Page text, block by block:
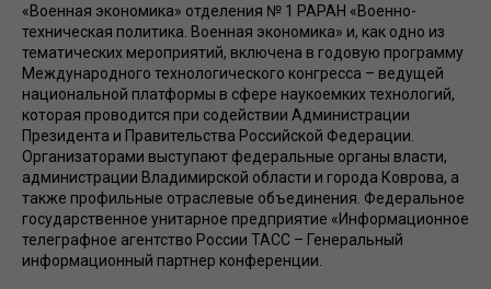
«Военная экономика» отделения № 1 РАРАН «Военно-
техническая политика. Военная экономика» и, как одно из
тематических мероприятий, включена в годовую программу
Международного технологического конгресса – ведущей
национальной платформы в сфере наукоемких технологий,
которая проводится при содействии Администрации
Президента и Правительства Российской Федерации.
Организаторами выступают федеральные органы власти,
администрации Владимирской области и города Коврова, а
также профильные отраслевые объединения. Федеральное
государственное унитарное предприятие «Информационное
телеграфное агентство России ТАСС – Генеральный
информационный партнер конференции.